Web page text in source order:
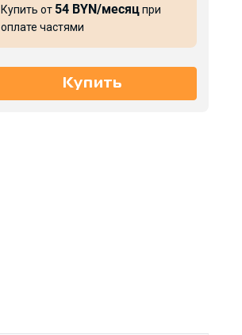
Купить от 54 BYN/месяцпри
оплате частями